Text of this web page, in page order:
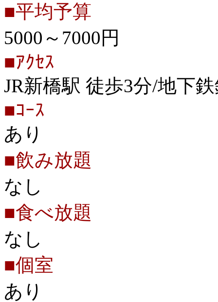
■平均予算
5000～7000円
■ｱｸｾｽ
JR新橋駅 徒歩3分/地下
■ｺｰｽ
あり
■飲み放題
なし
■食べ放題
なし
■個室
あり